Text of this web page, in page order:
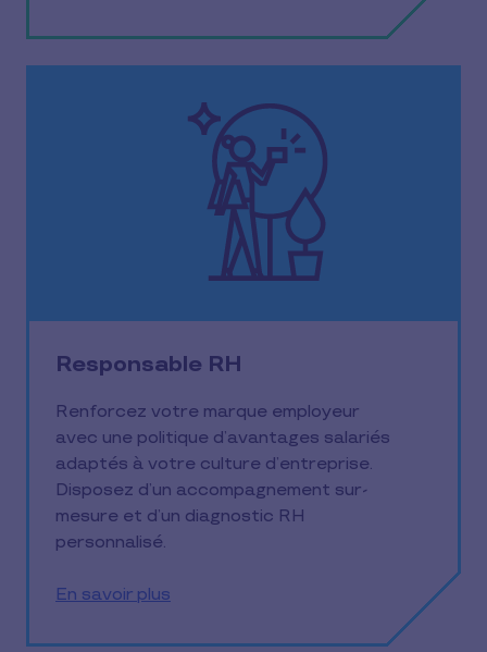
Responsable RH
Renforcez votre marque employeur
avec une politique d’avantages salariés
adaptés à votre culture d’entreprise.
Disposez d’un accompagnement sur-
mesure et d’un diagnostic RH
personnalisé.
En savoir plus